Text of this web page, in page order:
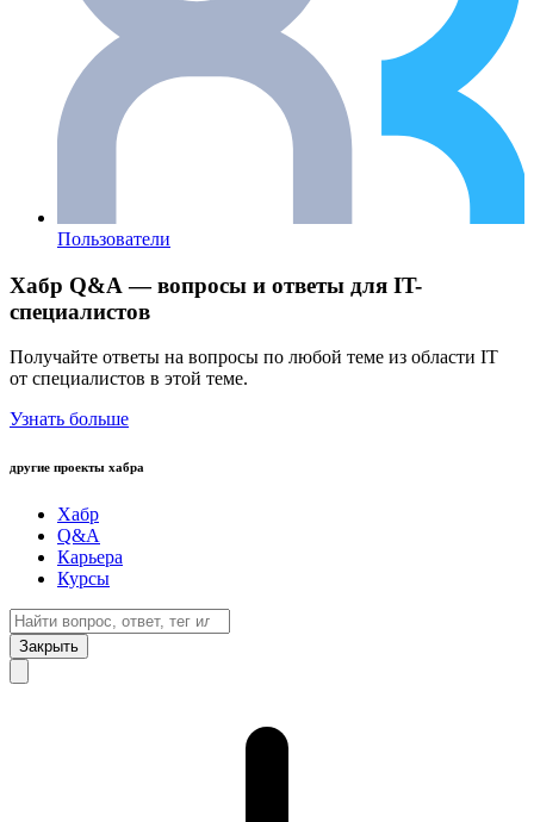
Пользователи
Хабр Q&A — вопросы и ответы для IT-
специалистов
Получайте ответы на вопросы по любой теме из области IT
от специалистов в этой теме.
Узнать больше
другие проекты хабра
Хабр
Q&A
Карьера
Курсы
Закрыть